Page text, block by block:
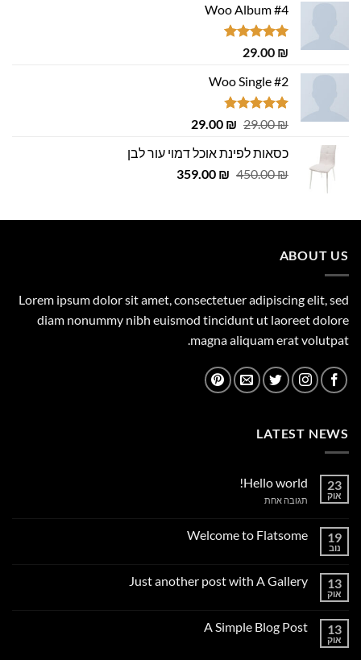
Woo Album #4
דורג5.00
29.00 ₪
Woo Single #2
דורג4.75
29.00₪
המחיר
היה:
29.00 ₪.
29.00 ₪
המחיר
הוא:
29.00 ₪.
כסאות לפינת אוכל דמוי עור לבן
450.00₪
המחיר
450.00 ₪.
359.00 ₪
המחיר
359.00 ₪.
ABOUT US
Lorem ipsum dolor sit amet, consectetuer adipiscing elit, sed
diam nonummy nibh euismod tincidunt ut laoreet dolore
magna aliquam erat volutpat.
LATEST NEWS
23
אוק
Hello world!
תגובה אחתעל
19
נוב
Welcome to Flatsome
Welcome
13
אוק
Just another post with A Gallery
Just
13
אוק
A Simple Blog Post